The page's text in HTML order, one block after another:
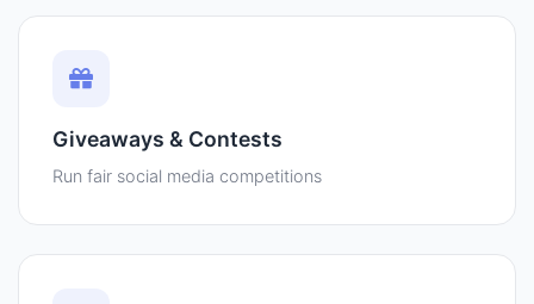
Giveaways & Contests
Run fair social media competitions